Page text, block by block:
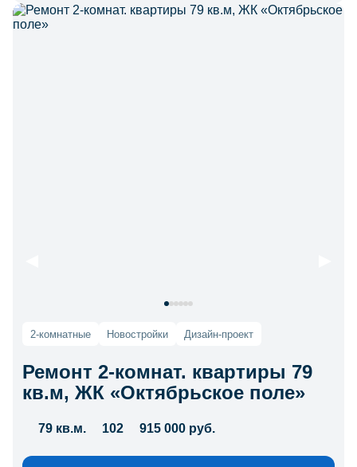
2-комнатные Новостройки Дизайн-проект
Ремонт 2-комнат. квартиры 79
кв.м, ЖК «Октябрьское поле»
79 кв.м. 102 915 000 руб.